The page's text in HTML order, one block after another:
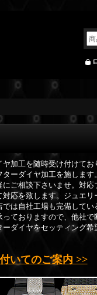
加工を随時受け付けて
ーダイヤ加工を施しま
ご相談下さいませ。対応
応を致します。ジュエ
は自社工場も完備して
ておりますので、他社
ダイヤをセッティング
いてのご案内 >>